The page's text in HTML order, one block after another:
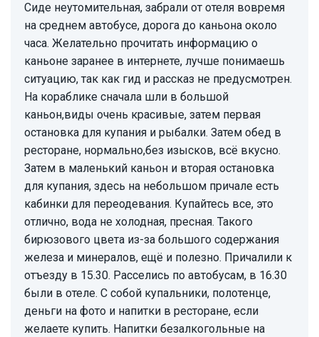
Сиде неутомительная, забрали от отеля вовремя
на среднем автобусе, дорога до каньона около
часа. Желательно прочитать информацию о
каньоне заранее в интернете, лучше понимаешь
ситуацию, так как гид и рассказ не предусмотрен.
На кораблике сначала шли в большой
каньон,виды очень красивые, затем первая
остановка для купания и рыбалки. Затем обед в
ресторане, нормально,без изысков, всё вкусно.
Затем в маленький каньон и вторая остановка
для купания, здесь на небольшом причале есть
кабинки для переодевания. Купайтесь все, это
отлично, вода не холодная, пресная. Такого
бирюзового цвета из-за большого содержания
железа и минералов, ещё и полезно. Причалили к
отъезду в 15.30. Расселись по автобусам, в 16.30
были в отеле. С собой купальники, полотенце,
деньги на фото и напитки в ресторане, если
желаете купить. Напитки безалкогольные на